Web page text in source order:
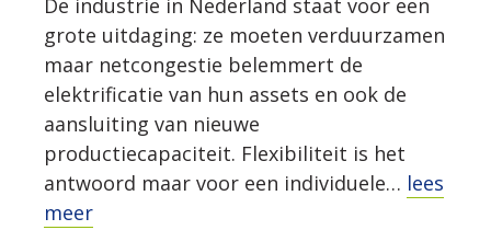
De industrie in Nederland staat voor een
grote uitdaging: ze moeten verduurzamen
maar netcongestie belemmert de
elektrificatie van hun assets en ook de
aansluiting van nieuwe
productiecapaciteit. Flexibiliteit is het
antwoord maar voor een individuele… lees
meer